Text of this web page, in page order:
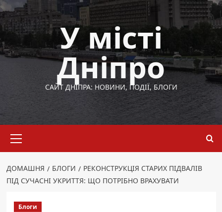
Перейти
до
вмісту
У місті
Дніпро
САЙТ ДНІПРА: НОВИНИ, ПОДІЇ, БЛОГИ
меню
ДОМАШНЯ БЛОГИ
РЕКОНСТРУКЦІЯ СТАРИХ ПІДВАЛІВ
ПІД СУЧАСНІ УКРИТТЯ: ЩО ПОТРІБНО ВРАХУВАТИ
Блоги